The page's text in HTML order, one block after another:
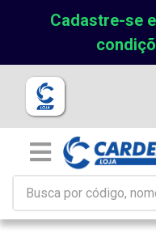
Cadastre-se